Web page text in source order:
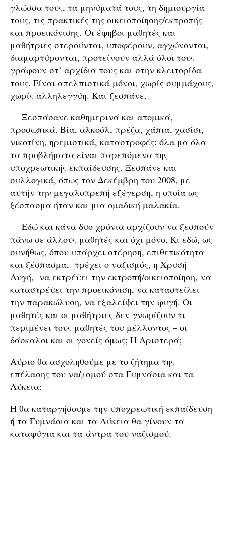
γλώσσα τους, τα μηνύματά τους, τη δημιουργία
τους, τις πρακτικές της οικειοποίησης/εκτροπής
και προεικόνισης. Οι έφηβοι μαθητές και
μαθήτριες στερούνται, υποφέρουν, αγχώνονται,
διαμαρτύρονται, προτείνουν αλλά όλοι τους
γράφουν στ’ αρχίδια τους και στην κλειτορίδα
τους. Είναι απελπιστικά μόνοι, χωρίς συμμάχους,
χωρίς αλληλεγγύη. Και ξεσπάνε.
Ξεσπάσανε καθημερινά και ατομικά,
προσωπικά. Βία, αλκοόλ, πρέζα, χάπια, χασίσι,
νικοτίνη, ηρεμιστικά, καταστροφές: όλα μα όλα
τα προβλήματα είναι παρεπόμενα της
υποχρεωτικής εκπαίδευσης. Ξεσπάνε και
συλλογικά, όπως τον Δεκέμβρη του 2008, με
αυτήν την μεγαλοπρεπή εξέγερση, η οποία ως
ξέσπασμα ήταν και μια ομαδική μαλακία.
Εδώ και κάνα δυο χρόνια αρχίζουν να ξεσπούν
πάνω σε άλλους μαθητές και όχι μόνο. Κι εδώ, ως
συνήθως, όπου υπάρχει στέρηση, επιθετικότητα
και ξέσπασμα, τρέχει ο ναζισμός, η Χρυσή
Αυγή, να εκτρέψει την εκτροπή/οικειοποίηση, να
καταστρέψει την προεικόνιση, να καταστείλει
την παρακώλυση, να εξαλείψει την φυγή. Οι
μαθητές και οι μαθήτριες δεν γνωρίζουν τι
περιμένει τους μαθητές του μέλλοντος – οι
δάσκαλοι και οι γονείς όμως; Η Αριστερά;
Αύριο θα ασχοληθούμε με το ζήτημα της
επέλασης του ναζισμού στα Γυμνάσια και τα
Λύκεια:
Ή θα καταργήσουμε την υποχρεωτική εκπαίδευση
ή τα Γυμνάσια και τα Λύκεια θα γίνουν τα
καταφύγια και τα άντρα του ναζισμού.